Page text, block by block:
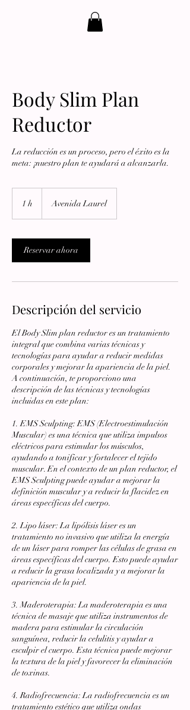
Body Slim Plan
Reductor
La reducción es un proceso, pero el éxito es la
meta: ¡nuestro plan te ayudará a alcanzarla.
1 h Avenida Laurel
Reservar ahora
Descripción del servicio
El Body Slim plan reductor es un tratamiento
integral que combina varias técnicas y
tecnologías para ayudar a reducir medidas
corporales y mejorar la apariencia de la piel.
A continuación, te proporciono una
descripción de las técnicas y tecnologías
incluidas en este plan:
1. EMS Sculpting: EMS (Electroestimulación
Muscular) es una técnica que utiliza impulsos
eléctricos para estimular los músculos,
ayudando a tonificar y fortalecer el tejido
muscular. En el contexto de un plan reductor, el
EMS Sculpting puede ayudar a mejorar la
definición muscular y a reducir la flacidez en
áreas específicas del cuerpo.
2. Lipo láser: La lipólisis láser es un
tratamiento no invasivo que utiliza la energía
de un láser para romper las células de grasa en
áreas específicas del cuerpo. Esto puede ayudar
a reducir la grasa localizada y a mejorar la
apariencia de la piel.
3. Maderoterapia: La maderoterapia es una
técnica de masaje que utiliza instrumentos de
madera para estimular la circulación
sanguínea, reducir la celulitis y ayudar a
esculpir el cuerpo. Esta técnica puede mejorar
la textura de la piel y favorecer la eliminación
de toxinas.
4. Radiofrecuencia: La radiofrecuencia es un
tratamiento estético que utiliza ondas